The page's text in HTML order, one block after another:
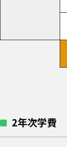
2年次学費